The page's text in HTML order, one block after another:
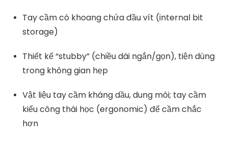
Tay cầm có khoang chứa đầu vít (internal bit
storage)
Thiết kế “stubby” (chiều dài ngắn/gọn), tiện dùng
trong không gian hẹp
Vật liệu tay cầm kháng dầu, dung môi; tay cầm
kiểu công thái học (ergonomic) để cầm chắc
hơn